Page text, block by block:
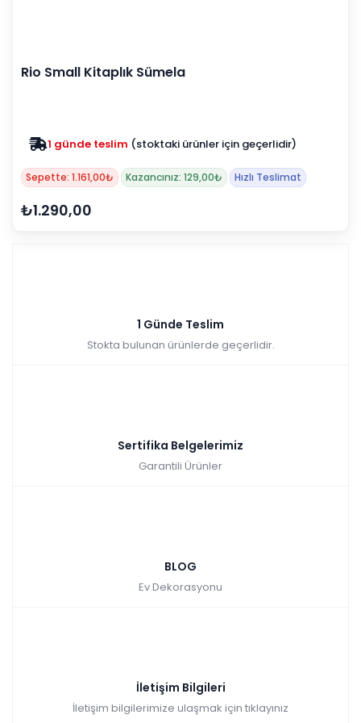
Rio Small Kitaplık Sümela
1 günde teslim (stoktaki ürünler için geçerlidir)
Sepette: 1.161,00₺ Kazancınız: 129,00₺ Hızlı Teslimat
₺1.290,00
1 Günde Teslim
Stokta bulunan ürünlerde geçerlidir.
Sertifika Belgelerimiz
Garantili Ürünler
BLOG
Ev Dekorasyonu
İletişim Bilgileri
İletişim bilgilerimize ulaşmak için tıklayınız